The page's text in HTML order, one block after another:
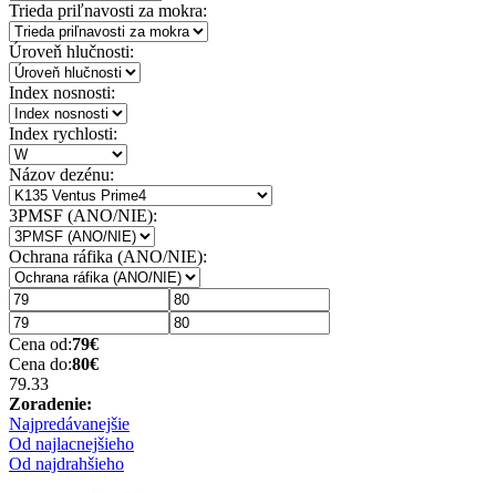
Trieda priľnavosti za mokra:
Úroveň hlučnosti:
Index nosnosti:
Index rychlosti:
Názov dezénu:
3PMSF (ANO/NIE):
Ochrana ráfika (ANO/NIE):
Cena od:79€
Cena do:80€
79.33
Zoradenie:
Najpredávanejšie
Od najlacnejšieho
Od najdrahšieho